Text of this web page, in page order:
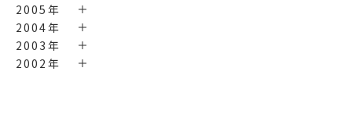
2005年
2004年
2003年
2002年